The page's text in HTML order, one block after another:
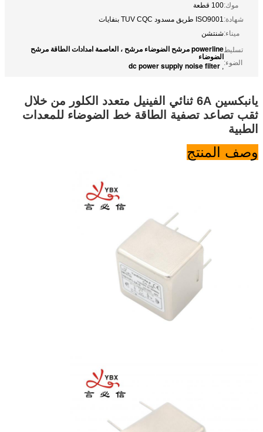
موك:100 قطعة
شهادة:ISO9001 طريق مسدود TUV CQC بنفايات
ميناء:شنتشن
تسليط
الضوء:
powerline مرشح الضوضاء مرشح ، العاصمة امدادات الطاقة مرشح
الضوضاء
,
dc power supply noise filter
يانبكسين 6A ثنائي الفينيل متعدد الكلور من خلال
ثقب تصاعد تصفية الطاقة خط الضوضاء للمعدات
الطبية
وصف المنتج